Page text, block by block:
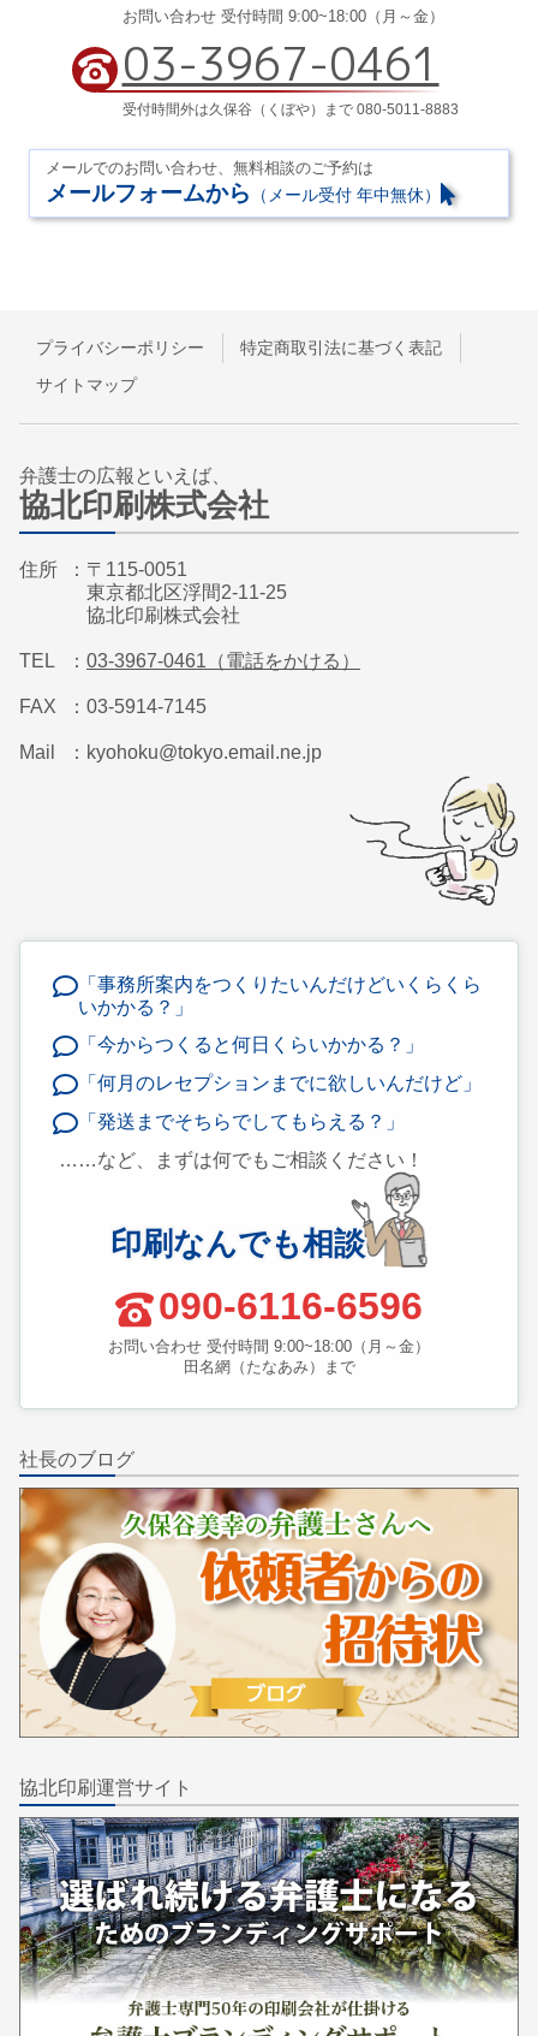
お問い合わせ 受付時間 9:00~18:00（月～金）
03-3967-0461
受付時間外は久保谷（くぼや）まで 080-5011-8883
メールでのお問い合わせ、無料相談のご予約は
メールフォームから （メール受付 年中無休）
プライバシーポリシー
特定商取引法に基づく表記
サイトマップ
弁護士の広報といえば、
協北印刷株式会社
住所
〒115-0051
東京都北区浮間2-11-25
協北印刷株式会社
TEL 03-3967-0461（電話をかける）
FAX 03-5914-7145
Mail kyohoku@tokyo.email.ne.jp
「事務所案内をつくりたいんだけどいくらくら
いかかる？」
「今からつくると何日くらいかかる？」
「何月のレセプションまでに欲しいんだけど」
「発送までそちらでしてもらえる？」
……など、まずは何でもご相談ください！
印刷なんでも相談
090-6116-6596
お問い合わせ 受付時間 9:00~18:00（月～金）
田名網（たなあみ）まで
社長のブログ
協北印刷運営サイト